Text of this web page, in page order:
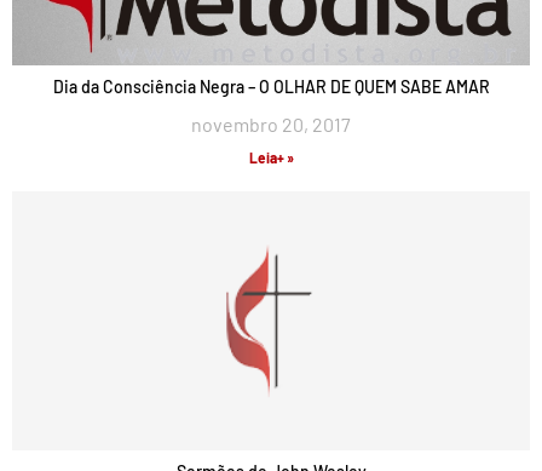
Dia da Consciência Negra – O OLHAR DE QUEM SABE AMAR
novembro 20, 2017
Leia+ »